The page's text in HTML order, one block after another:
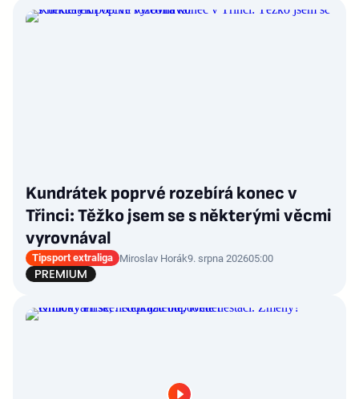
Kundrátek poprvé rozebírá konec v
Třinci: Těžko jsem se s některými věcmi
vyrovnával
Tipsport extraliga Miroslav Horák9. srpna 202605:00